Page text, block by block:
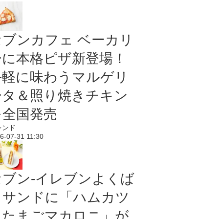
ンカフェ ベーカリ
本格ピザ新登場！
に味わうマルゲリ
＆照り焼きチキン
国発売
ンド
07-31 11:30
ン‐イレブンよくば
ンドに「ハムカツ
まごマカロニ」が